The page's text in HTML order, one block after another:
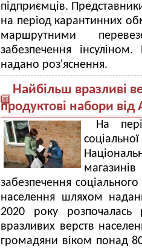
підприємців.
на період карантинних
маршрутними
забезпечення
надано роз'яснення.
Найбільш вразливі
продуктові набори від
На
забезпечення
населення шляхом
2020 року розпочалась
вразливих верств
громадяни віком понад